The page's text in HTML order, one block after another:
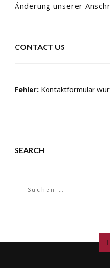
Änderung unserer
CONTACT US
Fehler: Kontaktformular
SEARCH